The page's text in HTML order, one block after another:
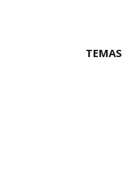
TEMAS